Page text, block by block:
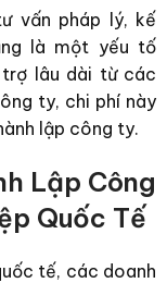
vấn pháp lý, kế
là một yếu tố
trợ lâu dài từ các
ty, chi phí này
lập công ty.
Lập Công
Quốc Tế
tế, các doanh